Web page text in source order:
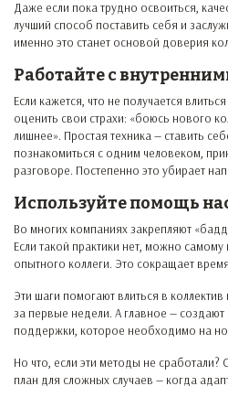
Даже если пока трудно освоиться,
лучший способ поставить себя и
именно это станет основой доверия
Работайте с
Если кажется, что не получается
оценить свои страхи: «боюсь нового
лишнее». Простая техника — ставить
познакомиться с одним человеком,
разговоре. Постепенно это убирает
Используйте помощь
Во многих компаниях закрепляют
Если такой практики нет, можно
опытного коллеги. Это сокращает
Эти шаги помогают влиться в
за первые недели. А главное —
поддержки, которое необходимо на
Но что, если эти методы не
план для сложных случаев — когда